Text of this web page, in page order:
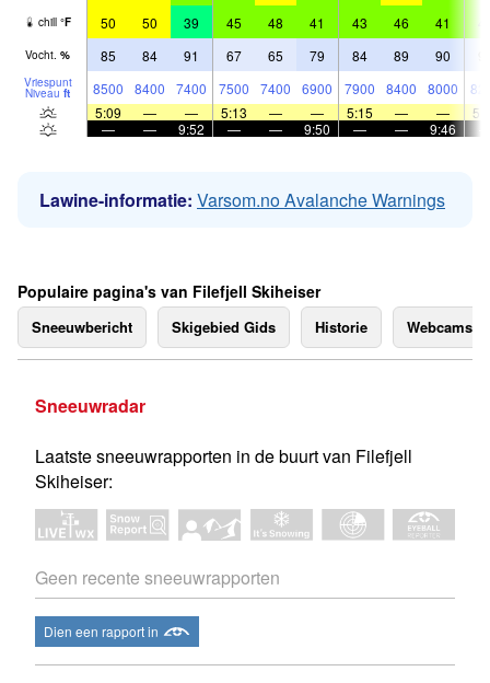
chill °F 50 50 39 45 48 41 43 46 41
Vocht. % 85 84 91 67 65 79 84 89 90
Vriespunt
Niveau ft 8500 8400 7400 7500 7400 6900 7900 8400 8000
5:09
— — 5:13 — — 5:15 — —
—
— 9:52 — — 9:50 — — 9:46
Lawine-informatie: Varsom.no Avalanche Warnings
Populaire pagina's van Filefjell Skiheiser
Sneeuwbericht Skigebied Gids Historie Webcams
Sneeuwradar
Laatste sneeuwrapporten in de buurt van Filefjell
Skiheiser:
Geen recente sneeuwrapporten
Dien een rapport in